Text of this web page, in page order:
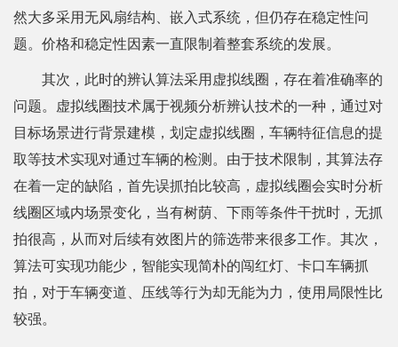
然大多采用无风扇结构、嵌入式系统，但仍存在稳定性问
题。价格和稳定性因素一直限制着整套系统的发展。
其次，此时的辨认算法采用虚拟线圈，存在着准确率的
问题。虚拟线圈技术属于视频分析辨认技术的一种，通过对
目标场景进行背景建模，划定虚拟线圈，车辆特征信息的提
取等技术实现对通过车辆的检测。由于技术限制，其算法存
在着一定的缺陷，首先误抓拍比较高，虚拟线圈会实时分析
线圈区域内场景变化，当有树荫、下雨等条件干扰时，无抓
拍很高，从而对后续有效图片的筛选带来很多工作。其次，
算法可实现功能少，智能实现简朴的闯红灯、卡口车辆抓
拍，对于车辆变道、压线等行为却无能为力，使用局限性比
较强。